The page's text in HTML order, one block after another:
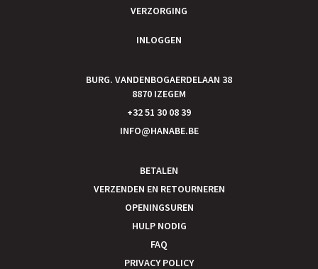
VERZORGING
INLOGGEN
BURG. VANDENBOGAERDELAAN 38
8870 IZEGEM
+32 51 30 08 39
INFO@HANABE.BE
BETALEN
VERZENDEN EN RETOURNEREN
OPENINGSUREN
HULP NODIG
FAQ
PRIVACY POLICY